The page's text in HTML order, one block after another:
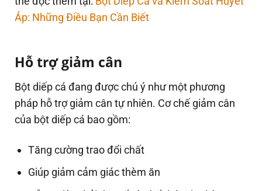
Áp: Những Điều Bạn Cần Biết
Hỗ trợ giảm cân
Bột diếp cá đang được chú ý như một phương
pháp hỗ trợ giảm cân tự nhiên. Cơ chế giảm cân
của bột diếp cá bao gồm:
Tăng cường trao đổi chất
Giúp giảm cảm giác thèm ăn